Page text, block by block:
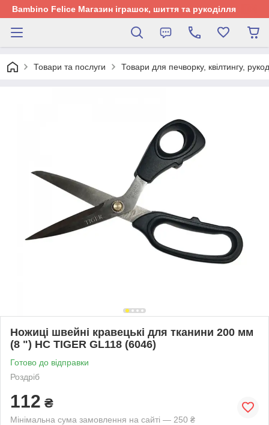
Bambino Felice Магазин іграшок, шиття та рукоділля
Товари та послуги Товари для печворку, квілтингу,
Ножиці швейні кравецькі для тканини 200 мм
(8 ") НС TIGER GL118 (6046)
Готово до відправки
Роздріб
112 ₴
Мінімальна сума замовлення на сайті — 250 ₴